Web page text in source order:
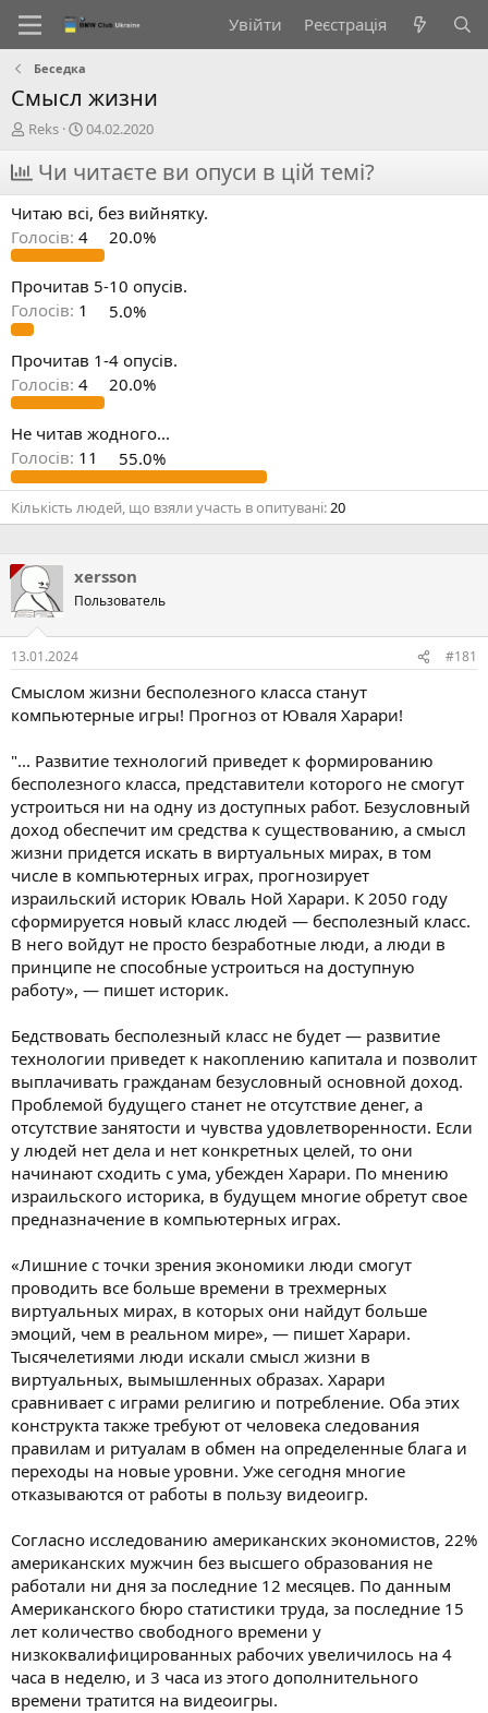
Увійти Реєстрація
Беседка
Смысл жизни
А
т
о
р
т
е
м
и
Reks
Д
т
а
с
т
в
о
р
я
04.02.2020
Чи читаєте ви опуси в цій темі?
Читаю всі, без вийнятку.
Голосів: 4 20.0%
Прочитав 5-10 опусів.
Голосів: 1 5.0%
Прочитав 1-4 опусів.
Голосів: 4 20.0%
Не читав жодного...
Голосів: 11 55.0%
Кількість людей, що взяли участь в опитувані 20
xersson
Пользователь
13.01.2024 #181
Смыслом жизни бесполезного класса станут
компьютерные игры! Прогноз от Юваля Харари!
"... Развитие технологий приведет к формированию
бесполезного класса, представители которого не смогут
устроиться ни на одну из доступных работ. Безусловный
доход обеспечит им средства к существованию, а смысл
жизни придется искать в виртуальных мирах, в том
числе в компьютерных играх, прогнозирует
израильский историк Юваль Ной Харари. К 2050 году
сформируется новый класс людей — бесполезный класс.
В него войдут не просто безработные люди, а люди в
принципе не способные устроиться на доступную
работу», — пишет историк.
Бедствовать бесполезный класс не будет — развитие
технологии приведет к накоплению капитала и позволит
выплачивать гражданам безусловный основной доход.
Проблемой будущего станет не отсутствие денег, а
отсутствие занятости и чувства удовлетворенности. Если
у людей нет дела и нет конкретных целей, то они
начинают сходить с ума, убежден Харари. По мнению
израильского историка, в будущем многие обретут свое
предназначение в компьютерных играх.
«Лишние с точки зрения экономики люди смогут
проводить все больше времени в трехмерных
виртуальных мирах, в которых они найдут больше
эмоций, чем в реальном мире», — пишет Харари.
Тысячелетиями люди искали смысл жизни в
виртуальных, вымышленных образах. Харари
сравнивает с играми религию и потребление. Оба этих
конструкта также требуют от человека следования
правилам и ритуалам в обмен на определенные блага и
переходы на новые уровни. Уже сегодня многие
отказываются от работы в пользу видеоигр.
Согласно исследованию американских экономистов, 22%
американских мужчин без высшего образования не
работали ни дня за последние 12 месяцев. По данным
Американского бюро статистики труда, за последние 15
лет количество свободного времени у
низкоквалифицированных рабочих увеличилось на 4
часа в неделю, и 3 часа из этого дополнительного
времени тратится на видеоигры.